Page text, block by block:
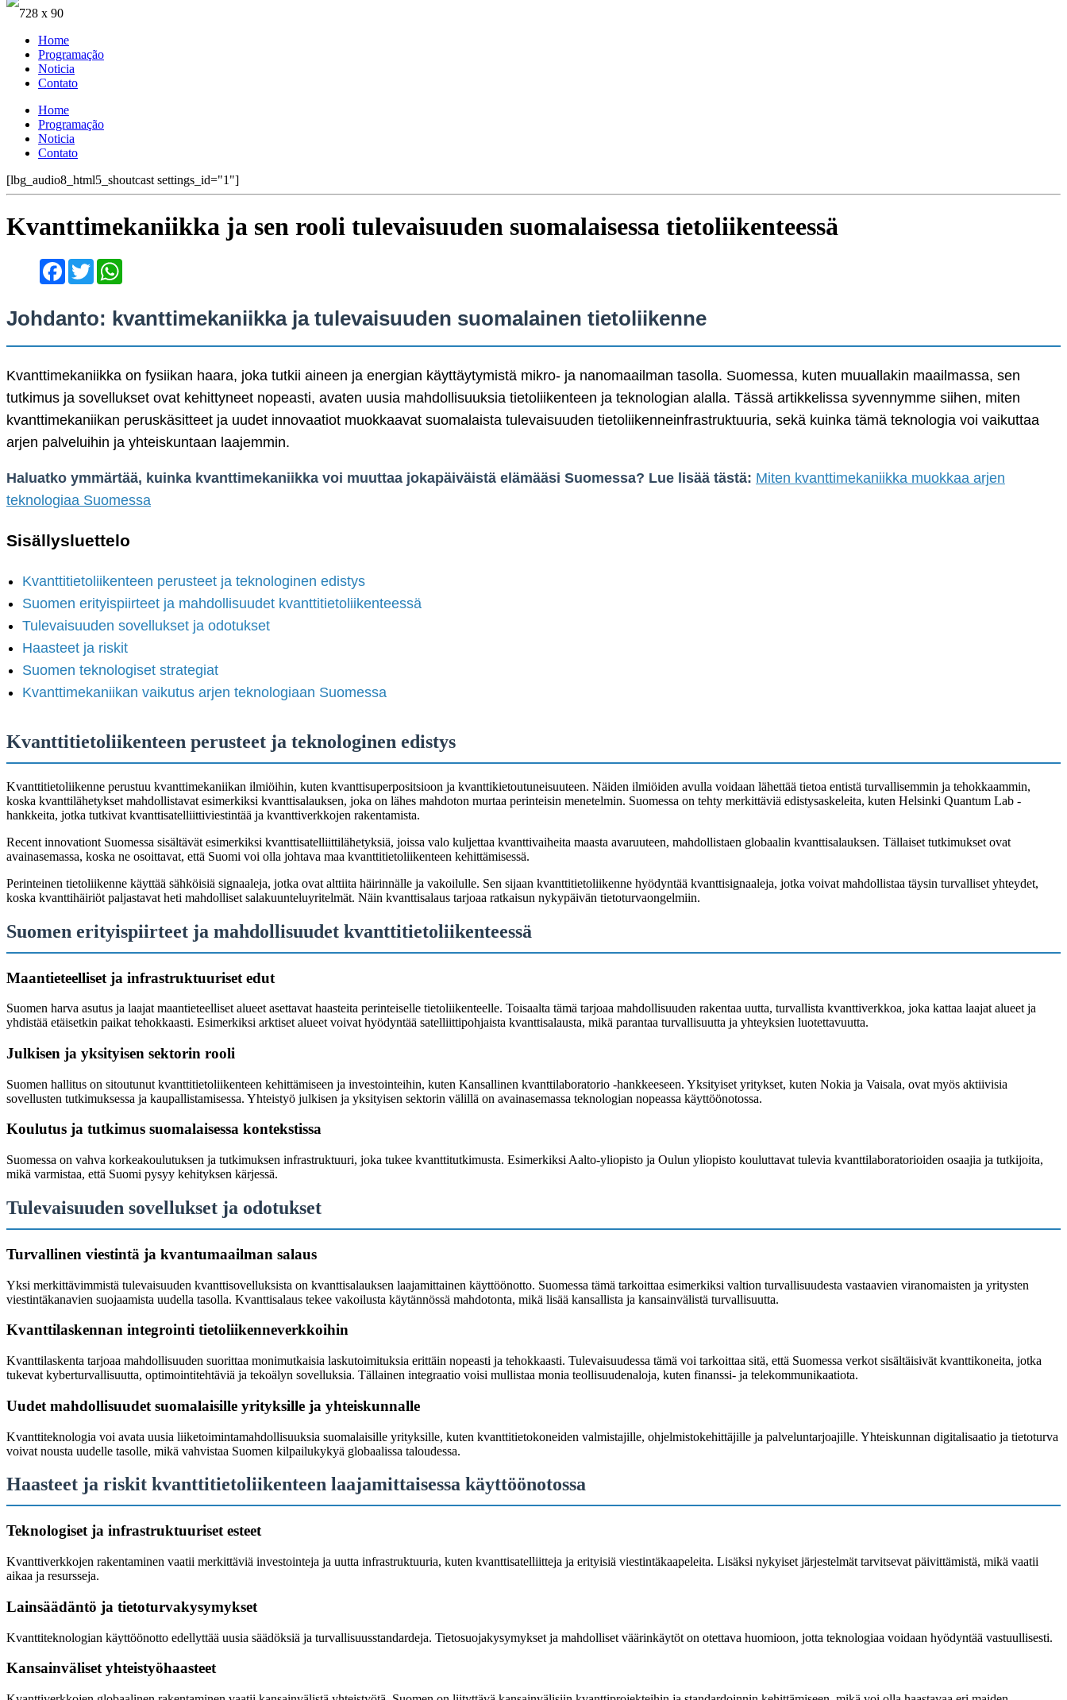
728 x 90
Home
Programação
Noticia
Contato
Home
Programação
Noticia
Contato
[lbg_audio8_html5_shoutcast settings_id="1"]
Kvanttimekaniikka ja sen rooli tulevaisuuden suomalaisessa tietoliikenteessä
Facebook
Twitter
Johdanto: kvanttimekaniikka ja tulevaisuuden suomalainen tietoliikenne
Kvanttimekaniikka on fysiikan haara, joka tutkii aineen ja energian käyttäytymistä mikro- ja nanomaailman tasolla. Suomessa, kuten muuallakin maailmassa, sen
tutkimus ja sovellukset ovat kehittyneet nopeasti, avaten uusia mahdollisuuksia tietoliikenteen ja teknologian alalla. Tässä artikkelissa syvennymme siihen, miten
kvanttimekaniikan peruskäsitteet ja uudet innovaatiot muokkaavat suomalaista tulevaisuuden tietoliikenneinfrastruktuuria, sekä kuinka tämä teknologia voi vaikuttaa
arjen palveluihin ja yhteiskuntaan laajemmin.
Haluatko ymmärtää, kuinka kvanttimekaniikka voi muuttaa jokapäiväistä elämääsi Suomessa? Lue lisää tästä: Miten kvanttimekaniikka muokkaa arjen
teknologiaa Suomessa
Sisällysluettelo
Kvanttitietoliikenteen perusteet ja teknologinen edistys
Suomen erityispiirteet ja mahdollisuudet kvanttitietoliikenteessä
Tulevaisuuden sovellukset ja odotukset
Haasteet ja riskit
Suomen teknologiset strategiat
Kvanttimekaniikan vaikutus arjen teknologiaan Suomessa
Kvanttitietoliikenteen perusteet ja teknologinen edistys
Kvanttitietoliikenne perustuu kvanttimekaniikan ilmiöihin, kuten kvanttisuperpositsioon ja kvanttikietoutuneisuuteen. Näiden ilmiöiden avulla voidaan lähettää tietoa entistä turvallisemmin ja tehokkaammin,
koska kvanttilähetykset mahdollistavat esimerkiksi kvanttisalauksen, joka on lähes mahdoton murtaa perinteisin menetelmin. Suomessa on tehty merkittäviä edistysaskeleita, kuten Helsinki Quantum Lab -
hankkeita, jotka tutkivat kvanttisatelliittiviestintää ja kvanttiverkkojen rakentamista.
Recent innovationt Suomessa sisältävät esimerkiksi kvanttisatelliittilähetyksiä, joissa valo kuljettaa kvanttivaiheita maasta avaruuteen, mahdollistaen globaalin kvanttisalauksen. Tällaiset tutkimukset ovat
avainasemassa, koska ne osoittavat, että Suomi voi olla johtava maa kvanttitietoliikenteen kehittämisessä.
Perinteinen tietoliikenne käyttää sähköisiä signaaleja, jotka ovat alttiita häirinnälle ja vakoilulle. Sen sijaan kvanttitietoliikenne hyödyntää kvanttisignaaleja, jotka voivat mahdollistaa täysin turvalliset yhteydet,
koska kvanttihäiriöt paljastavat heti mahdolliset salakuunteluyritelmät. Näin kvanttisalaus tarjoaa ratkaisun nykypäivän tietoturvaongelmiin.
Suomen erityispiirteet ja mahdollisuudet kvanttitietoliikenteessä
Maantieteelliset ja infrastruktuuriset edut
Suomen harva asutus ja laajat maantieteelliset alueet asettavat haasteita perinteiselle tietoliikenteelle. Toisaalta tämä tarjoaa mahdollisuuden rakentaa uutta, turvallista kvanttiverkkoa, joka kattaa laajat alueet ja
yhdistää etäisetkin paikat tehokkaasti. Esimerkiksi arktiset alueet voivat hyödyntää satelliittipohjaista kvanttisalausta, mikä parantaa turvallisuutta ja yhteyksien luotettavuutta.
Julkisen ja yksityisen sektorin rooli
Suomen hallitus on sitoutunut kvanttitietoliikenteen kehittämiseen ja investointeihin, kuten Kansallinen kvanttilaboratorio -hankkeeseen. Yksityiset yritykset, kuten Nokia ja Vaisala, ovat myös aktiivisia
sovellusten tutkimuksessa ja kaupallistamisessa. Yhteistyö julkisen ja yksityisen sektorin välillä on avainasemassa teknologian nopeassa käyttöönotossa.
Koulutus ja tutkimus suomalaisessa kontekstissa
Suomessa on vahva korkeakoulutuksen ja tutkimuksen infrastruktuuri, joka tukee kvanttitutkimusta. Esimerkiksi Aalto-yliopisto ja Oulun yliopisto kouluttavat tulevia kvanttilaboratorioiden osaajia ja tutkijoita,
mikä varmistaa, että Suomi pysyy kehityksen kärjessä.
Tulevaisuuden sovellukset ja odotukset
Turvallinen viestintä ja kvantumaailman salaus
Yksi merkittävimmistä tulevaisuuden kvanttisovelluksista on kvanttisalauksen laajamittainen käyttöönotto. Suomessa tämä tarkoittaa esimerkiksi valtion turvallisuudesta vastaavien viranomaisten ja yritysten
viestintäkanavien suojaamista uudella tasolla. Kvanttisalaus tekee vakoilusta käytännössä mahdotonta, mikä lisää kansallista ja kansainvälistä turvallisuutta.
Kvanttilaskennan integrointi tietoliikenneverkkoihin
Kvanttilaskenta tarjoaa mahdollisuuden suorittaa monimutkaisia laskutoimituksia erittäin nopeasti ja tehokkaasti. Tulevaisuudessa tämä voi tarkoittaa sitä, että Suomessa verkot sisältäisivät kvanttikoneita, jotka
tukevat kyberturvallisuutta, optimointitehtäviä ja tekoälyn sovelluksia. Tällainen integraatio voisi mullistaa monia teollisuudenaloja, kuten finanssi- ja telekommunikaatiota.
Uudet mahdollisuudet suomalaisille yrityksille ja yhteiskunnalle
Kvanttiteknologia voi avata uusia liiketoimintamahdollisuuksia suomalaisille yrityksille, kuten kvanttitietokoneiden valmistajille, ohjelmistokehittäjille ja palveluntarjoajille. Yhteiskunnan digitalisaatio ja tietoturva
voivat nousta uudelle tasolle, mikä vahvistaa Suomen kilpailukykyä globaalissa taloudessa.
Haasteet ja riskit kvanttitietoliikenteen laajamittaisessa käyttöönotossa
Teknologiset ja infrastruktuuriset esteet
Kvanttiverkkojen rakentaminen vaatii merkittäviä investointeja ja uutta infrastruktuuria, kuten kvanttisatelliitteja ja erityisiä viestintäkaapeleita. Lisäksi nykyiset järjestelmät tarvitsevat päivittämistä, mikä vaatii
aikaa ja resursseja.
Lainsäädäntö ja tietoturvakysymykset
Kvanttiteknologian käyttöönotto edellyttää uusia säädöksiä ja turvallisuusstandardeja. Tietosuojakysymykset ja mahdolliset väärinkäytöt on otettava huomioon, jotta teknologiaa voidaan hyödyntää vastuullisesti.
Kansainväliset yhteistyöhaasteet